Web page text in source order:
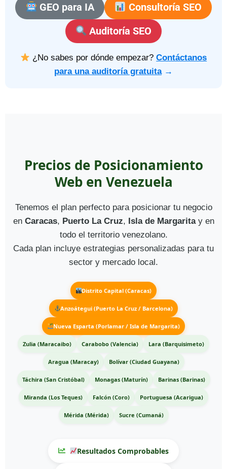
GEO para IA
Consultoría SEO
Auditoría SEO
¿No sabes por dónde empezar?Contáctanos
para una auditoría gratuita→
Precios de Posicionamiento
Web en Venezuela
Tenemos el plan perfecto para posicionar tu negocio
en Caracas, Puerto La Cruz, Isla de Margaritay en
todo el territorio venezolano.
Cada plan incluye estrategias personalizadas para tu
sector y mercado local.
Distrito Capital (Caracas)
Anzoátegui (Puerto La Cruz / Barcelona)
Nueva Esparta (Porlamar / Isla de Margarita)
Zulia (Maracaibo) Carabobo (Valencia) Lara (Barquisimeto)
Aragua (Maracay) Bolívar (Ciudad Guayana)
Táchira (San Cristóbal) Monagas (Maturín) Barinas (Barinas)
Miranda (Los Teques) Falcón (Coro) Portuguesa (Acarigua)
Mérida (Mérida) Sucre (Cumaná)
Resultados Comprobables